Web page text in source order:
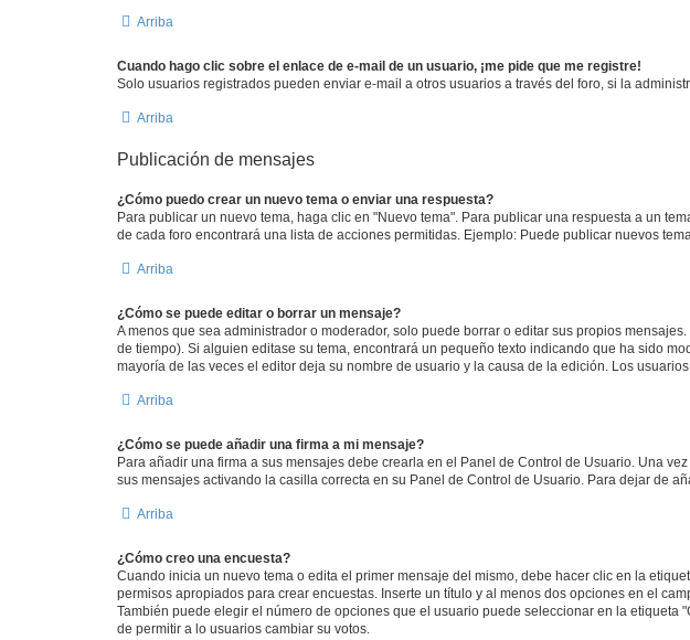
Arriba
Cuando hago clic sobre el enlace de e-mail de un usuario, ¡me pide que me registre!
Solo usuarios registrados pueden enviar e-mail a otros usuarios a través del foro, si la
Arriba
Publicación de mensajes
¿Cómo puedo crear un nuevo tema o enviar una respuesta?
Para publicar un nuevo tema, haga clic en "Nuevo tema". Para publicar una respuesta a un
de cada foro encontrará una lista de acciones permitidas. Ejemplo: Puede publicar nuevos
Arriba
¿Cómo se puede editar o borrar un mensaje?
A menos que sea administrador o moderador, solo puede borrar o editar sus propios
de tiempo). Si alguien editase su tema, encontrará un pequeño texto indicando que ha sido
mayoría de las veces el editor deja su nombre de usuario y la causa de la edición. Los
Arriba
¿Cómo se puede añadir una firma a mi mensaje?
Para añadir una firma a sus mensajes debe crearla en el Panel de Control de Usuario. Una
sus mensajes activando la casilla correcta en su Panel de Control de Usuario. Para dejar de
Arriba
¿Cómo creo una encuesta?
Cuando inicia un nuevo tema o edita el primer mensaje del mismo, debe hacer clic en la
permisos apropiados para crear encuestas. Inserte un título y al menos dos opciones en el
También puede elegir el número de opciones que el usuario puede seleccionar en la
de permitir a lo usuarios cambiar su votos.